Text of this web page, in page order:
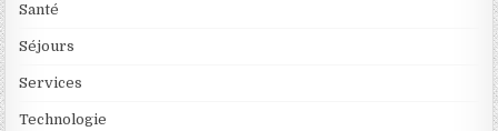
Santé
Séjours
Services
Technologie